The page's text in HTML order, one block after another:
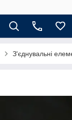
З'єднувальні